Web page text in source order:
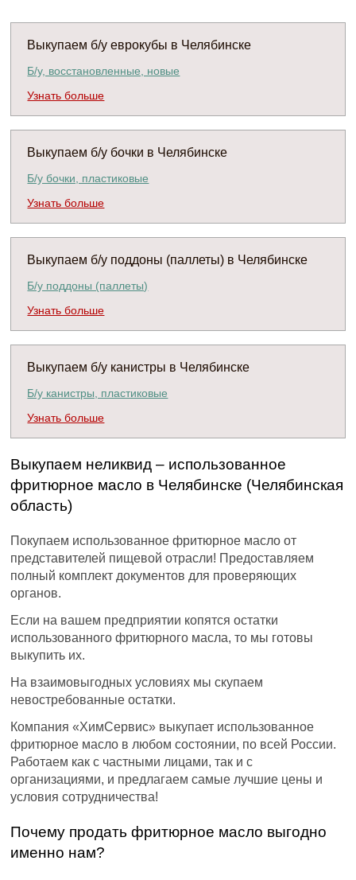
Выкупаем б/у еврокубы в Челябинске
Б/у, восстановленные, новые
Узнать больше
Выкупаем б/у бочки в Челябинске
Б/у бочки, пластиковые
Узнать больше
Выкупаем б/у поддоны (паллеты) в Челябинске
Б/у поддоны (паллеты)
Узнать больше
Выкупаем б/у канистры в Челябинске
Б/у канистры, пластиковые
Узнать больше
Выкупаем неликвид – использованное
фритюрное масло в Челябинске (Челябинская
область)
Покупаем использованное фритюрное масло от
представителей пищевой отрасли! Предоставляем
полный комплект документов для проверяющих
органов.
Если на вашем предприятии копятся остатки
использованного фритюрного масла, то мы готовы
выкупить их.
На взаимовыгодных условиях мы скупаем
невостребованные остатки.
Компания «ХимСервис» выкупает использованное
фритюрное масло в любом состоянии, по всей России.
Работаем как с частными лицами, так и с
организациями, и предлагаем самые лучшие цены и
условия сотрудничества!
Почему продать фритюрное масло выгодно
именно нам?